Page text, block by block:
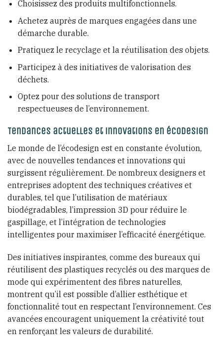
Choisissez des produits multifonctionnels.
Achetez auprès de marques engagées dans une
démarche durable.
Pratiquez le recyclage et la réutilisation des objets.
Participez à des initiatives de valorisation des
déchets.
Optez pour des solutions de transport
respectueuses de l’environnement.
Tendances actuelles et innovations en écodesign
Le monde de l’écodesign est en constante évolution,
avec de nouvelles tendances et innovations qui
surgissent régulièrement. De nombreux designers et
entreprises adoptent des techniques créatives et
durables, tel que l’utilisation de matériaux
biodégradables, l’impression 3D pour réduire le
gaspillage, et l’intégration de technologies
intelligentes pour maximiser l’efficacité énergétique.
Des initiatives inspirantes, comme des bureaux qui
réutilisent des plastiques recyclés ou des marques de
mode qui expérimentent des fibres naturelles,
montrent qu’il est possible d’allier esthétique et
fonctionnalité tout en respectant l’environnement. Ces
avancées encouragent uniquement la créativité tout
en renforçant les valeurs de durabilité.